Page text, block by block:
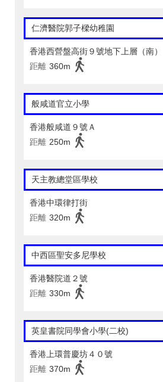
仁濟醫院郭子樑幼稚園
香港西營盤高街９號地下上層（南）
距離 360m
般咸道官立小學
香港般咸道９號Ａ
距離 250m
天主教總堂區學校
香港中環律打街
距離 320m
中西區聖安多尼學校
香港醫院道２號
距離 330m
英皇書院同學會小學(二校)
香港上環普慶坊４０號
距離 370m